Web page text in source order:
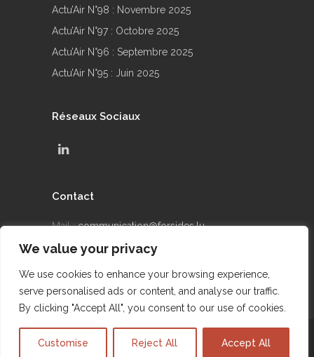
We value your privacy
We use cookies to enhance your browsing experience,
serve personalised ads or content, and analyse our traffic.
By clicking "Accept All", you consent to our use of cookies.
Customise Reject All Accept All
Actu’Air N°98 : Novembre 2025
Actu’Air N°97 : Octobre 2025
Actu’Air N°96 : Septembre 2025
Actu’Air N°95 : Juin 2025
Réseaux Sociaux
Contact
Mail :communication@forsides.lu
Téléphone : +352 24 69 90 42
@2015 FORSIDES - Site réalisé par DIGICONSEIL